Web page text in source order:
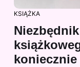
KSIĄŻKA